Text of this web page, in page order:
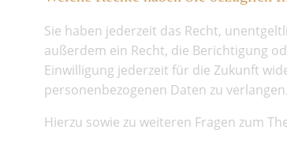
Sie haben jederzeit das Recht,
außerdem ein Recht, die Berichtigung
Einwilligung jederzeit für die Zukunft
personenbezogenen Daten zu
Hierzu sowie zu weiteren Fragen zum